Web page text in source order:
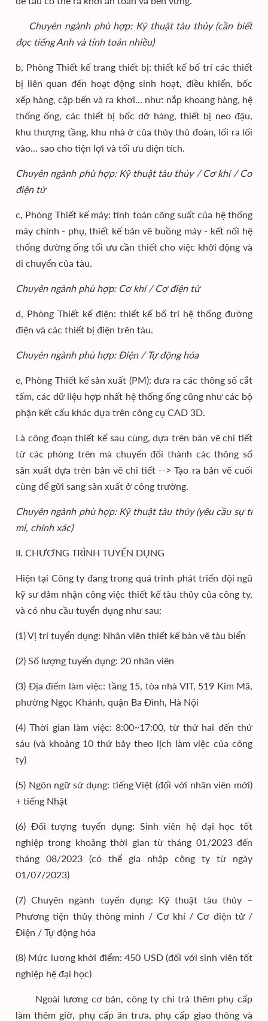
Chuyên ngành phù hợp: Kỹ thuật tàu thủy (cần biết
đọc tiếng Anh và tính toán nhiều)
b, Phòng Thiết kế trang thiết bị: thiết kế bố trí các thiết
bị liên quan đến hoạt động sinh hoạt, điều khiển, bốc
xếp hàng, cập bến và ra khơi... như: nắp khoang hàng, hệ
thống ống, các thiết bị bốc dỡ hàng, thiết bị neo đậu,
khu thượng tầng, khu nhà ở của thủy thủ đoàn, lối ra lối
vào... sao cho tiện lợi và tối ưu diện tích.
Chuyên ngành phù hợp: Kỹ thuật tàu thủy / Cơ khí / Cơ
điện tử
c, Phòng Thiết kế máy: tính toán công suất của hệ thống
máy chính - phụ, thiết kế bản vẽ buồng máy - kết nối hệ
thống đường ống tối ưu cần thiết cho việc khởi động và
di chuyển của tàu.
Chuyên ngành phù hợp: Cơ khí / Cơ điện tử
d, Phòng Thiết kế điện: thiết kế bố trí hệ thống đường
điện và các thiết bị điện trên tàu.
Chuyên ngành phù hợp: Điện / Tự động hóa
e, Phòng Thiết kế sản xuất (PM): đưa ra các thông số cắt
tấm, các dữ liệu hợp nhất hệ thống ống cũng như các bộ
phận kết cấu khác dựa trên công cụ CAD 3D.
Là công đoạn thiết kế sau cùng, dựa trên bản vẽ chi tiết
từ các phòng trên mà chuyển đổi thành các thông số
sản xuất dựa trên bản vẽ chi tiết --> Tạo ra bản vẽ cuối
cùng để gửi sang sản xuất ở công trường.
Chuyên ngành phù hợp: Kỹ thuật tàu thủy (yêu cầu sự tỉ
mỉ, chính xác)
II. CHƯƠNG TRÌNH TUYỂN DỤNG
Hiện tại Công ty đang trong quá trình phát triển đội ngũ
kỹ sư đảm nhận công việc thiết kế tàu thủy của công ty,
và có nhu cầu tuyển dụng như sau:
(1) Vị trí tuyển dụng: Nhân viên thiết kế bản vẽ tàu biển
(2) Số lượng tuyển dụng: 20 nhân viên
(3) Địa điểm làm việc: tầng 15, tòa nhà VIT, 519 Kim Mã,
phường Ngọc Khánh, quận Ba Đình, Hà Nội
(4) Thời gian làm việc: 8:00~17:00, từ thứ hai đến thứ
sáu (và khoảng 10 thứ bảy theo lịch làm việc của công
ty)
(5) Ngôn ngữ sử dụng: tiếng Việt (đối với nhân viên mới)
+ tiếng Nhật
(6) Đối tượng tuyển dụng: Sinh viên hệ đại học tốt
nghiệp trong khoảng thời gian từ tháng 01/2023 đến
tháng 08/2023 (có thể gia nhập công ty từ ngày
01/07/2023)
(7) Chuyên ngành tuyển dụng: Kỹ thuật tàu thủy –
Phương tiện thủy thông minh / Cơ khí / Cơ điện tử /
Điện / Tự động hóa
(8) Mức lương khởi điểm: 450 USD (đối với sinh viên tốt
nghiệp hệ đại học)
Ngoài lương cơ bản, công ty chi trả thêm phụ cấp
làm thêm giờ, phụ cấp ăn trưa, phụ cấp giao thông và